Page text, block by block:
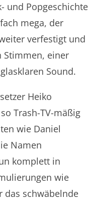
und Popgeschichte
mega, der
verfestigt und
einer
Sound.
Heiko
Trash-TV-mäßig
wie Daniel
Namen
komplett in
wie
das schwäbelnde